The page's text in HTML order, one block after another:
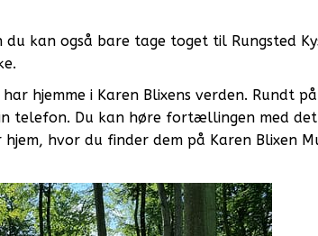
kan også bare tage toget til Rungsted
hjemme i Karen Blixens verden. Rundt
telefon. Du kan høre fortællingen med det
hvor du finder dem på Karen Blixen